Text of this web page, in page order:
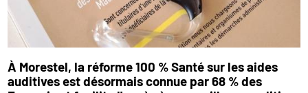
À Morestel, la réforme 100 % Santé sur les aides
auditives est désormais connue par 68 % des